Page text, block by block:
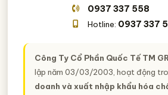
0937 337 558
Hotline: 0937 337
Công Ty Cổ Phần Quốc Tế TM
lập năm 03/03/2003, hoạt động
doanh và xuất nhập khẩu hóa